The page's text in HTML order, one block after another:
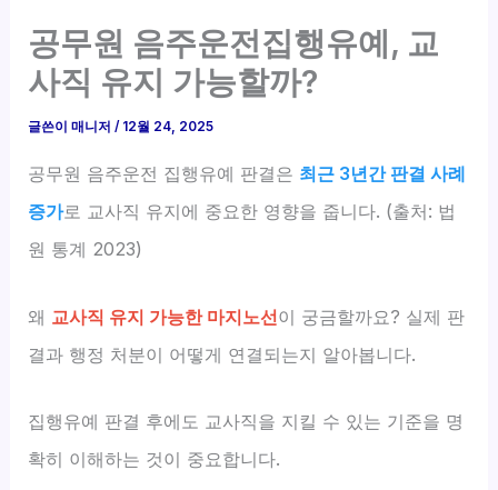
공무원 음주운전집행유예, 교
사직 유지 가능할까?
글쓴이매니저/ 12월 24, 2025
공무원 음주운전 집행유예 판결은 최근 3년간 판결 사례
증가로 교사직 유지에 중요한 영향을 줍니다. (출처: 법
원 통계 2023)
왜 교사직 유지 가능한 마지노선이 궁금할까요? 실제 판
결과 행정 처분이 어떻게 연결되는지 알아봅니다.
집행유예 판결 후에도 교사직을 지킬 수 있는 기준을 명
확히 이해하는 것이 중요합니다.